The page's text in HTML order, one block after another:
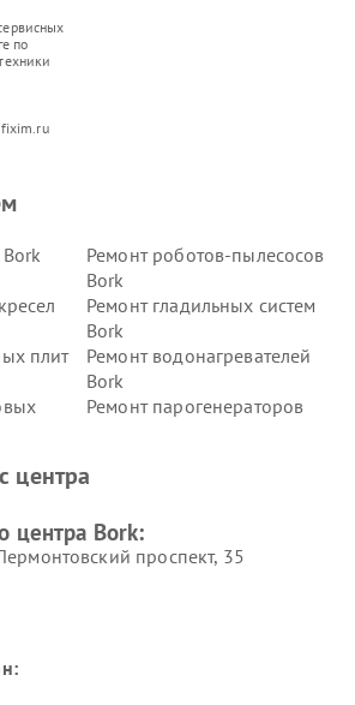
по
Ремонт роботов-пылесосов
Bork
Ремонт гладильных систем
Bork
плит
Ремонт водонагревателей
Bork
Ремонт парогенераторов
Bork
центра
центра Bork:
проспект, 35